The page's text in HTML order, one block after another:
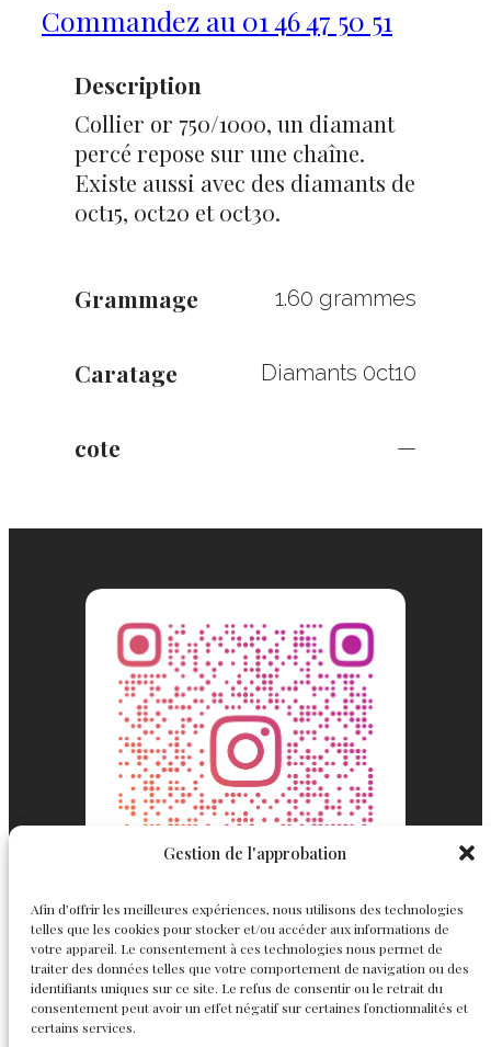
Gestion de l'approbation
Afin d’offrir les meilleures expériences, nous utilisons des technologies
telles que les cookies pour stocker et/ou accéder aux informations de
votre appareil. Le consentement à ces technologies nous permet de
traiter des données telles que votre comportement de navigation ou des
identifiants uniques sur ce site. Le refus de consentir ou le retrait du
consentement peut avoir un effet négatif sur certaines fonctionnalités et
certains services.
Commandez au 01 46 47 50 51
Description
Collier or 750/1000, un diamant
percé repose sur une chaîne.
Existe aussi avec des diamants de
0ct15, 0ct20 et 0ct30.
Grammage 1.60 grammes
Caratage Diamants 0ct10
cote —
Englemond